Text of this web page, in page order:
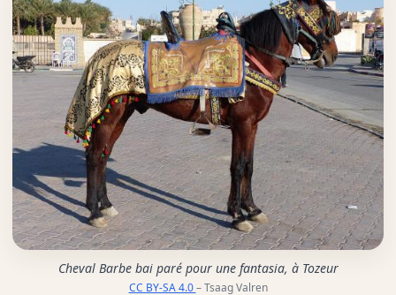
Cheval Barbe bai paré pour une fantasia, à Tozeur
CC BY-SA 4.0– Tsaag Valren